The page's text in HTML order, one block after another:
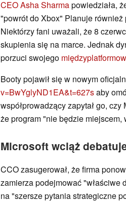
CEO Asha Sharmapowiedziała,
"powrót do Xbox" Planuje
Niektórzy fani uważali, że 8
skupienia się na marce. Jednak
porzuci swojego
Booty pojawił się w nowym
v=BwYglyND1EA&t=627saby
współprowadzący zapytał go,
że program "nie będzie
Microsoft wciąż
CCO zasugerował, że firma
zamierza podejmować "właściwe
na "szersze pytania strategiczne